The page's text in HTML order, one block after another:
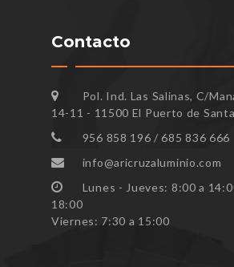
Contacto
Pol. Ind. Las Salinas, C/
14-11 - 11500 El Puerto de
956 858 196 / 685 836 666
info@aricruzaluminio.com
Lunes - Jueves: 8:00 a
18:00
Viernes: 7:30 a 15:00